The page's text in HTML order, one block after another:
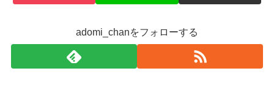
adomi_chanをフォローする